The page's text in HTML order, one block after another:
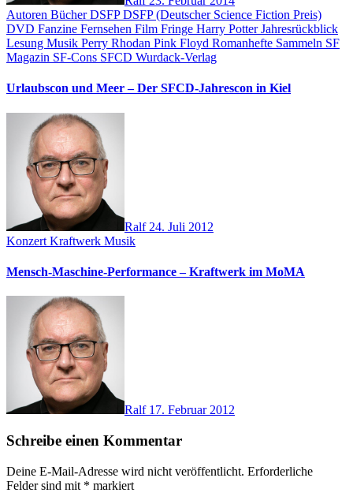
Autoren BücherDSFPDSFP (Deutscher Science Fiction Preis)
DVD Fanzine Fernsehen Film Fringe Harry PotterJahresrückblick
Lesung Musik Perry Rhodan Pink Floyd Romanhefte Sammeln SF
Magazin SF-Cons SFCD Wurdack-Verlag
Urlaubscon und Meer – Der SFCD-Jahrescon in Kiel
Ralf 24. Juli 2012
Konzert Kraftwerk Musik
Mensch-Maschine-Performance – Kraftwerk im MoMA
Ralf 17. Februar 2012
Schreibe einen Kommentar
Deine E-Mail-Adresse wird nicht veröffentlicht. Erforderliche
Felder sind mit * markiert